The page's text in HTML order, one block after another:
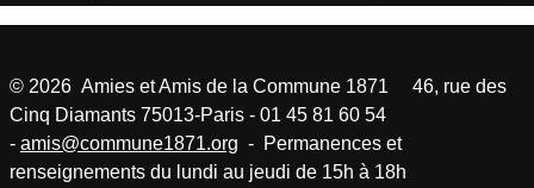
© 2026 Amies et Amis de la Commune 1871 46, rue des
Cinq Diamants 75013-Paris - 01 45 81 60 54
- amis@commune1871.org - Permanences et
renseignements du lundi au jeudi de 15h à 18h